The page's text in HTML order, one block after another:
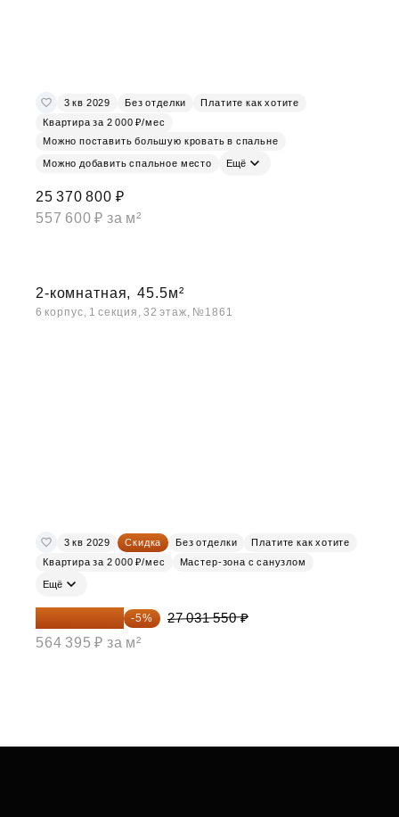
3 кв 2029 Без отделки
Платите как хотите
Квартира за 2 000 ₽/мес
Можно поставить большую кровать в спальне
Можно добавить спальное место Ещё
25 370 800 ₽
557 600 ₽ за м²
2-комнатная, 45.5м²
6 корпус, 1 секция, 32 этаж, №1861
3 кв 2029 Скидка Без отделки
Платите как хотите
Квартира за 2 000 ₽/мес
Мастер-зона с санузлом
Ещё
25 679 973 ₽ -5%
27 031 550 ₽
564 395 ₽ за м²